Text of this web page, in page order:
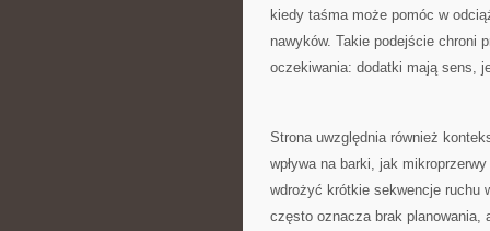
kiedy taśma może pomóc w
nawyków. Takie podejście chroni
oczekiwania: dodatki mają sens,
Strona uwzględnia również
wpływa na barki, jak
wdrożyć krótkie sekwencje ruchu
często oznacza brak planowania,